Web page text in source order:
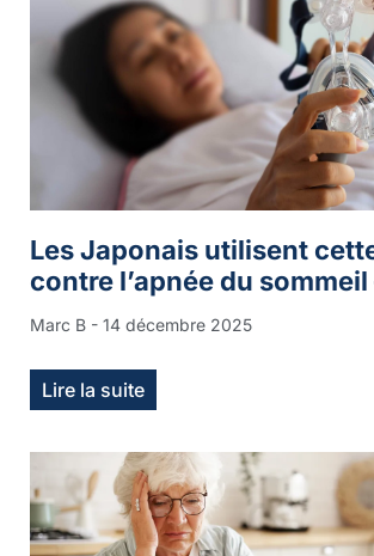
Les Japonais utilisent
contre l’apnée du sommeil
Marc B 14 décembre 2025
Lire la suite